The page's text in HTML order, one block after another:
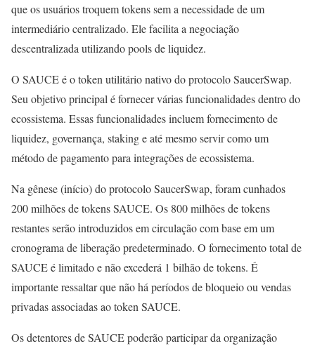
que os usuários troquem tokens sem a necessidade de um
intermediário centralizado. Ele facilita a negociação
descentralizada utilizando pools de liquidez.
O SAUCE é o token utilitário nativo do protocolo SaucerSwap.
Seu objetivo principal é fornecer várias funcionalidades dentro do
ecossistema. Essas funcionalidades incluem fornecimento de
liquidez, governança, staking e até mesmo servir como um
método de pagamento para integrações de ecossistema.
Na gênese (início) do protocolo SaucerSwap, foram cunhados
200 milhões de tokens SAUCE. Os 800 milhões de tokens
restantes serão introduzidos em circulação com base em um
cronograma de liberação predeterminado. O fornecimento total de
SAUCE é limitado e não excederá 1 bilhão de tokens. É
importante ressaltar que não há períodos de bloqueio ou vendas
privadas associadas ao token SAUCE.
Os detentores de SAUCE poderão participar da organização